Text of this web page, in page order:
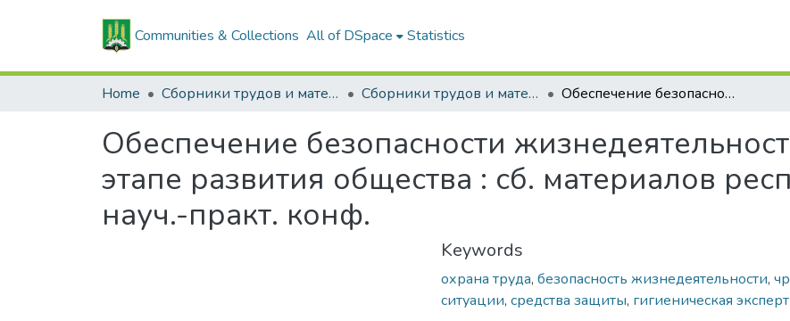
Communities & Collections All of DSpace Statistics
Home Сборники трудов и материалов конференций Сборники трудов и материалы конференций студентов Обеспечение безопасности жизнедеятельности на современном этапе развития общества : сб. материалов респ. студенческой науч.-практ. конф.
Обеспечение безопасности
этапе развития общества : сб. материалов
науч.-практ. конф.
Keywords
охрана труда, безопасность жизнедеятельности,
ситуации, средства защиты, гигиеническая